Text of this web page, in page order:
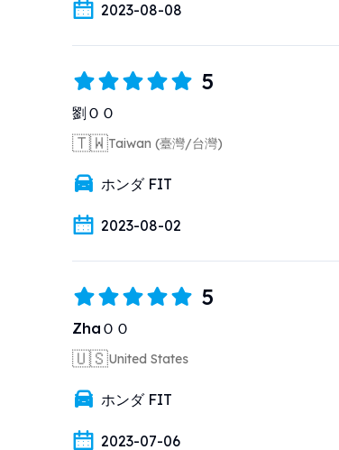
2023-08-08
5
劉ＯＯ
🇹🇼Taiwan (臺灣/台灣)
ホンダ FIT
2023-08-02
5
ZhaＯＯ
🇺🇸United States
ホンダ FIT
2023-07-06